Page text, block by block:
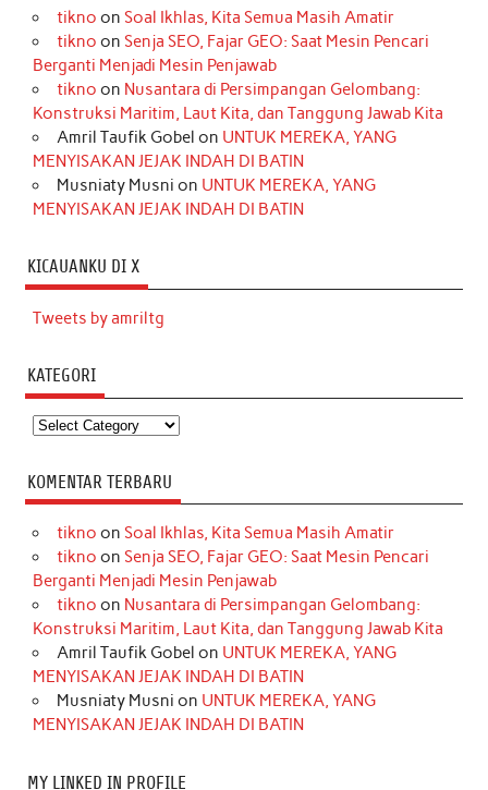
tikno on Soal Ikhlas, Kita Semua Masih Amatir
tikno on Senja SEO, Fajar GEO: Saat Mesin Pencari
Berganti Menjadi Mesin Penjawab
tikno on Nusantara di Persimpangan Gelombang:
Konstruksi Maritim, Laut Kita, dan Tanggung Jawab Kita
Amril Taufik Gobel on UNTUK MEREKA, YANG
MENYISAKAN JEJAK INDAH DI BATIN
Musniaty Musni on UNTUK MEREKA, YANG
MENYISAKAN JEJAK INDAH DI BATIN
KICAUANKU DI X
Tweets by amriltg
KATEGORI
Kategori
KOMENTAR TERBARU
tikno on Soal Ikhlas, Kita Semua Masih Amatir
tikno on Senja SEO, Fajar GEO: Saat Mesin Pencari
Berganti Menjadi Mesin Penjawab
tikno on Nusantara di Persimpangan Gelombang:
Konstruksi Maritim, Laut Kita, dan Tanggung Jawab Kita
Amril Taufik Gobel on UNTUK MEREKA, YANG
MENYISAKAN JEJAK INDAH DI BATIN
Musniaty Musni on UNTUK MEREKA, YANG
MENYISAKAN JEJAK INDAH DI BATIN
MY LINKED IN PROFILE